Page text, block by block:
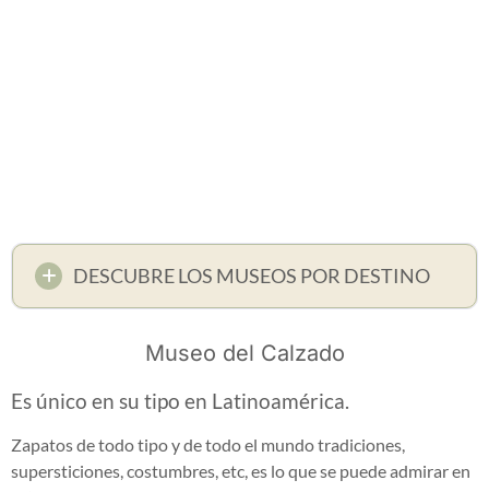
DESCUBRE LOS MUSEOS POR DESTINO
Museo del Calzado
Es único en su tipo en Latinoamérica.
Zapatos de todo tipo y de todo el mundo tradiciones,
supersticiones, costumbres, etc, es lo que se puede admirar en